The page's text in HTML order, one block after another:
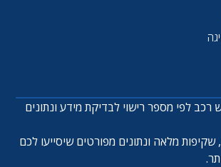
רכב לפי מספר רישוי לבדיקת מידע ונתונים
מלאה ונתונים מפורטים שיסייעו לכם